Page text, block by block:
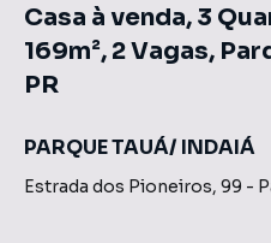
Casa à venda, 3
169m², 2 Vagas,
PR
PARQUE TAUÁ/ INDAIÁ
Estrada dos Pioneiros, 99 -